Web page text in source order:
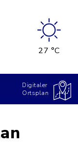
27 °C
Digitaler
Ortsplan